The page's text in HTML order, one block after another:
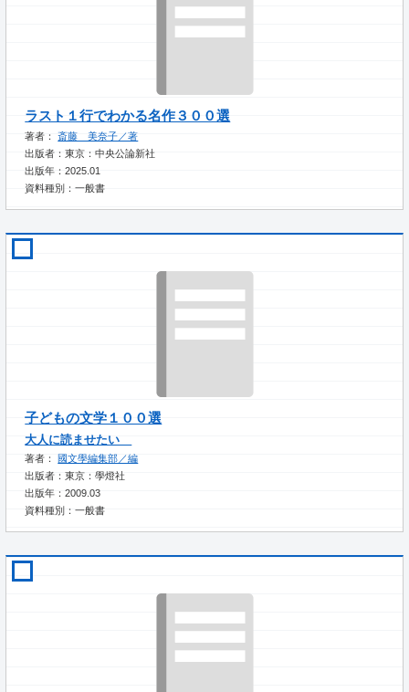
ラスト１行でわかる名作３００選
著者：斎藤 美奈子／著
出版者：東京：中央公論新社
出版年：2025.01
資料種別：一般書
子どもの文学１００選
大人に読ませたい
著者：
國文學編集部／編
出版者：東京：學燈社
出版年：2009.03
資料種別：一般書